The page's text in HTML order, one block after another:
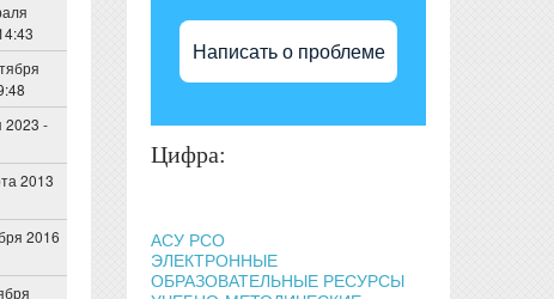
2023 -
2013
2016
Написать о проблеме
Цифра:
АСУ РСО
ЭЛЕКТРОННЫЕ
ОБРАЗОВАТЕЛЬНЫЕ РЕСУРСЫ